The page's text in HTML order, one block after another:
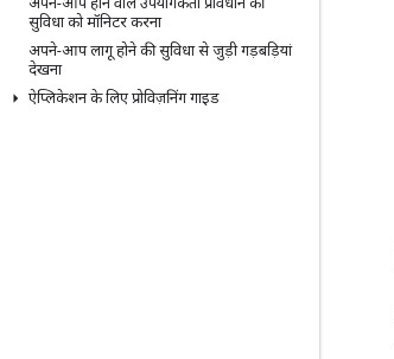
सुविधा को मॉनिटर करना
अपने-आप लागू होने की सुविधा से जुड़ी गड़बड़ियां
देखना
ऐप्लिकेशन के लिए प्रोविज़निंग गाइड